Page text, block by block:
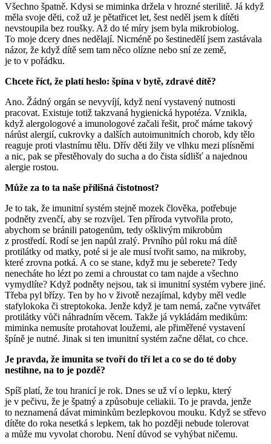
Všechno špatně. Kdysi se miminka držela v hrozné sterilitě. Já když
měla svoje děti, což už je pětatřicet let, šest neděl jsem k dítěti
nevstoupila bez roušky. Až do té míry jsem byla mikrobiolog.
To moje dcery dnes nedělají. Nicméně po šestinedělí jsem zastávala
názor, že když dítě sem tam něco olízne nebo sní ze země,
je to v pořádku.
Chcete říct, že platí heslo: špína v bytě, zdravé dítě?
Ano. Žádný orgán se nevyvíjí, když není vystavený nutnosti
pracovat. Existuje totiž takzvaná hygienická hypotéza. Vznikla,
když alergologové a imunologové začali řešit, proč máme takový
nárůst alergií, cukrovky a dalších autoimunitních chorob, kdy tělo
reaguje proti vlastnímu tělu. Dřív děti žily ve vlhku mezi plísněmi
a nic, pak se přestěhovaly do sucha a do čista sídlišť a najednou
alergie rostou.
Může za to ta naše přílišná čistotnost?
Je to tak, že imunitní systém stejně mozek člověka, potřebuje
podněty zvenčí, aby se rozvíjel. Ten příroda vytvořila proto,
abychom se bránili patogenům, tedy ošklivým mikrobům
z prostředí. Rodí se jen napůl zralý. Prvního půl roku má dítě
protilátky od matky, poté si je ale musí tvořit samo, na mikroby,
které zrovna potká. A co se stane, když mu je seberete? Tedy
nenecháte ho lézt po zemi a chroustat co tam najde a všechno
vymydlíte? Když podněty nejsou, tak si imunitní systém vybere jiné.
Třeba pyl břízy. Ten by ho v životě nezajímal, kdyby měl vedle
stafylokoka či streptokoka. Jenže když je tam nemá, začne vytvářet
protilátky vůči náhradním věcem. Takže já vykládám medikům:
miminka nemusíte protahovat loužemi, ale přiměřené vystavení
špíně je nutné. Jinak si ten imunitní systém začne dělat, co chce.
Je pravda, že imunita se tvoří do tří let a co se do té doby
nestihne, na to je pozdě?
Spíš platí, že tou hranicí je rok. Dnes se už ví o lepku, který
je v pečivu, že je špatný a způsobuje celiakii. To je pravda, jenže
to neznamená dávat miminkům bezlepkovou mouku. Když se střevo
dítěte do roka nesetká s lepkem, tak ho později nebude tolerovat
a může mu vyvolat chorobu. Není důvod se vyhýbat ničemu.